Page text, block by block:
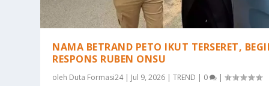
NAMA BETRAND PETO IKUT TERSERET,
RESPONS RUBEN ONSU
oleh Duta Formasi24| Jul 9, 2026 |TREND | 0 |